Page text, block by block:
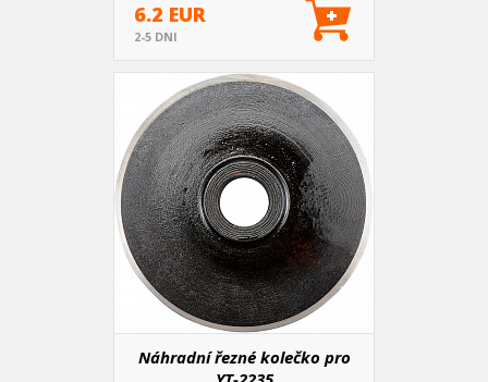
6.2 EUR
2-5 DNI
Náhradní řezné kolečko pro